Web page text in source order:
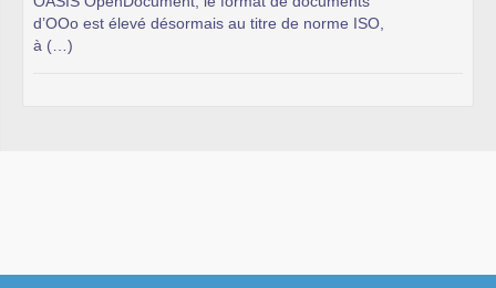
d’OOo est élevé désormais au titre de norme ISO,
à (…)